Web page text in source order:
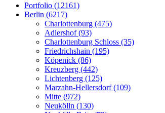
Portfolio (12161)
Berlin (6217)
Charlottenburg (475)
Adlershof (93)
Charlottenburg Schloss (35)
Friedrichshain (195)
Köpenick (86)
Kreuzberg (442)
Lichtenberg (125)
Marzahn-Hellersdorf (109)
Mitte (972)
Neukölln (130)